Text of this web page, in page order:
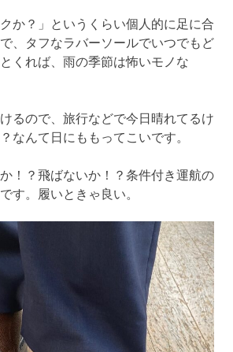
か？」というくらい個人的に足に合
、タフなラバーソールでいつでもど
くれば、雨の季節は怖いモノな
るので、旅行などで今日晴れてるけ
なんて日にももってこいです。
！？飛ばないか！？条件付き運航の
す。履いときゃ良い。